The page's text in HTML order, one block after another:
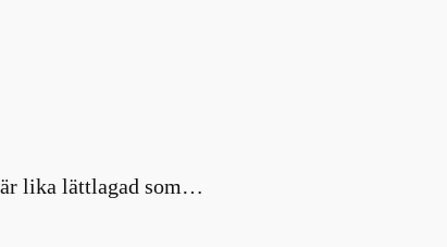
är lika lättlagad som…